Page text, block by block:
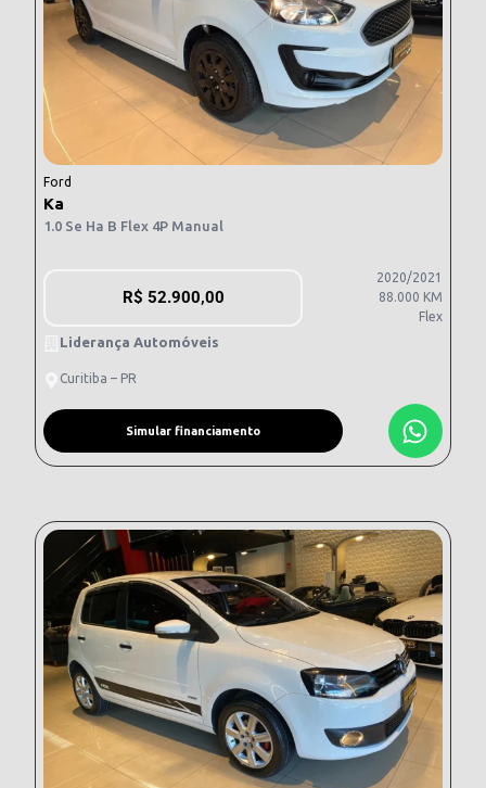
Ford
Ka
1.0 Se Ha B Flex 4P Manual
R$ 52.900,00
2020/2021
88.000 KM
Flex
Liderança Automóveis
Curitiba – PR
Simular financiamento